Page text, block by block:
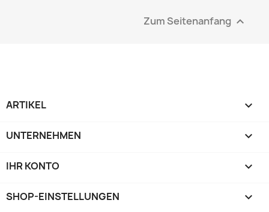
Zum Seitenanfang 
ARTIKEL 
UNTERNEHMEN 
IHR KONTO 
SHOP-EINSTELLUNGEN keyboard_arrow_down